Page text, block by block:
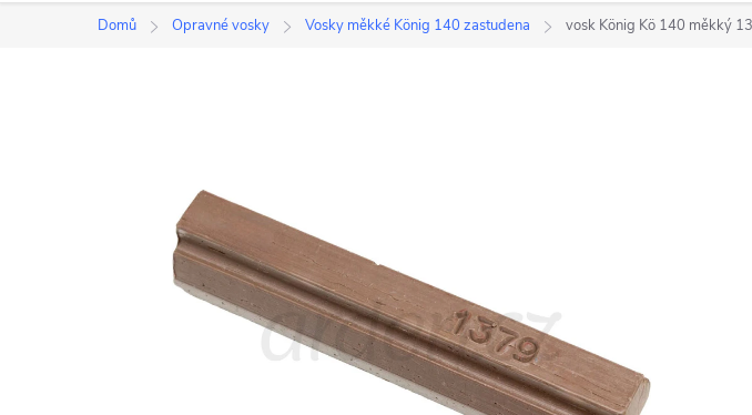
Domů Opravné vosky Vosky měkké König 140 zastudena vosk König Kö 140 měkký